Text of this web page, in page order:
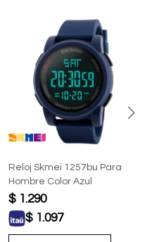
Reloj Skmei 1257bu Para
Hombre Color Azul
$ 1.290
$ 1.097